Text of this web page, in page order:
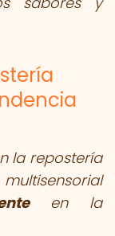
la repostería
en la